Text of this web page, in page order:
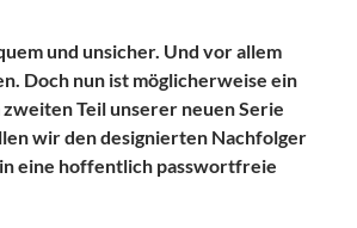
und unsicher. Und vor allem
Doch nun ist möglicherweise ein
zweiten Teil unserer neuen Serie
wir den designierten Nachfolger
eine hoffentlich passwortfreie